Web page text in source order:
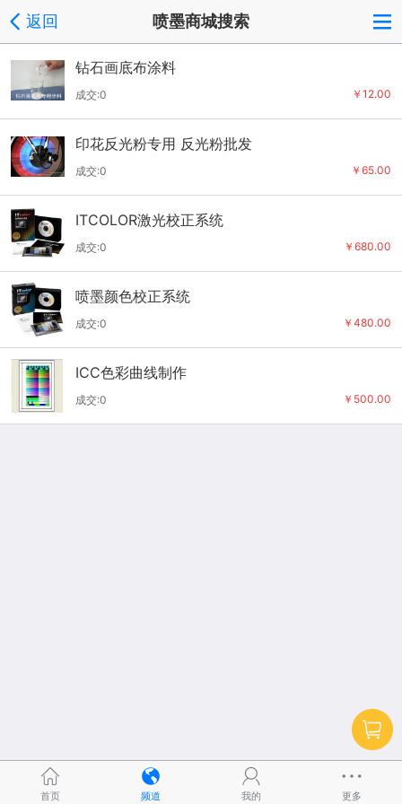
返回 喷墨商城搜索
钻石画底布涂料
￥12.00
成交:0
印花反光粉专用 反光粉批发
￥65.00
成交:0
ITCOLOR激光校正系统
￥680.00
成交:0
喷墨颜色校正系统
￥480.00
成交:0
ICC色彩曲线制作
￥500.00
成交:0
首页 频道 我的 更多